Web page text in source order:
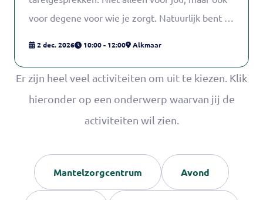
voor degene voor wie je zorgt. Natuurlijk bent je
Supèr en Cas Knol, sociaal pedagogisch
hulpverleners van Wijkcentrum de Daalder,
2 dec. 2026 10:00 - 12:00 Alkmaar
Er zijn heel veel activiteiten om uit te kiezen. Klik
hieronder op een onderwerp waarvan jij de
activiteiten wil zien.
Mantelzorgcentrum Avond